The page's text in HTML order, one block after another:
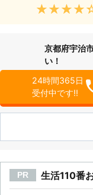
京都府宇治
い！
24時間365日
受付中です!!
PR 生活110番